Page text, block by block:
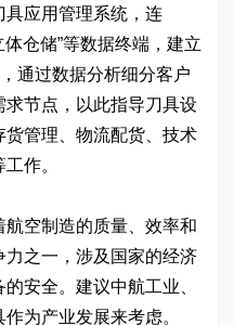
具应用管理系统，连
体仓储”等数据终端，建立
通过数据分析细分客户
节点，以此指导刀具设
管理、物流配货、技术
作。
空制造的质量、效率和
力之一，涉及国家的经济
安全。建议中航工业、
为产业发展来考虑。